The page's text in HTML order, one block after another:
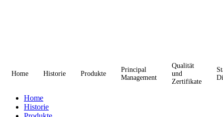
Home Historie Produkte
Principal
Management
Qualität
und
Zertifikate
Home
Historie